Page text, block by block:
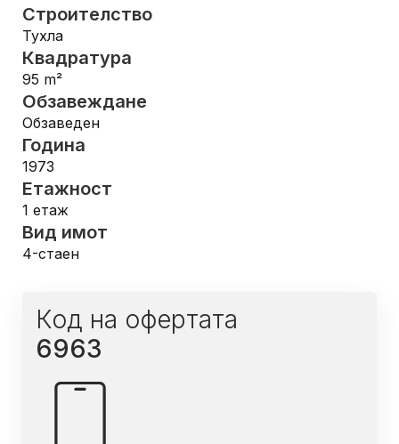
Строителство
Тухла
Квадратура
95 m²
Обзавеждане
Обзаведен
Година
1973
Етажност
1 етаж
Вид имот
4-стаен
Код на офертата
6963